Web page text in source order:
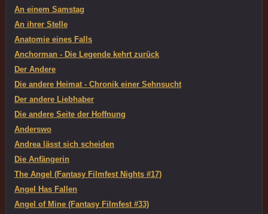
An einem Samstag
An ihrer Stelle
Anatomie eines Falls
Anchorman - Die Legende kehrt zurück
Der Andere
Die andere Heimat - Chronik einer Sehnsucht
Der andere Liebhaber
Die andere Seite der Hoffnung
Anderswo
Andrea lässt sich scheiden
Die Anfängerin
The Angel (Fantasy Filmfest Nights #17)
Angel Has Fallen
Angel of Mine (Fantasy Filmfest #33)